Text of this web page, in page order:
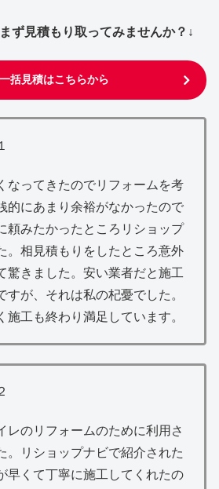
ず見積もり取ってみませんか？↓
括見積はこちらから
なってきたのでリフォームを考
的にあまり余裕がなかったので
頼みたかったところリショップ
。相見積もりをしたところ意外
驚きました。安い業者だと施工
すが、それは私の杞憂でした。
施工も終わり満足しています。
レのリフォームのために利用さ
。リショップナビで紹介された
早くて丁寧に施工してくれたの